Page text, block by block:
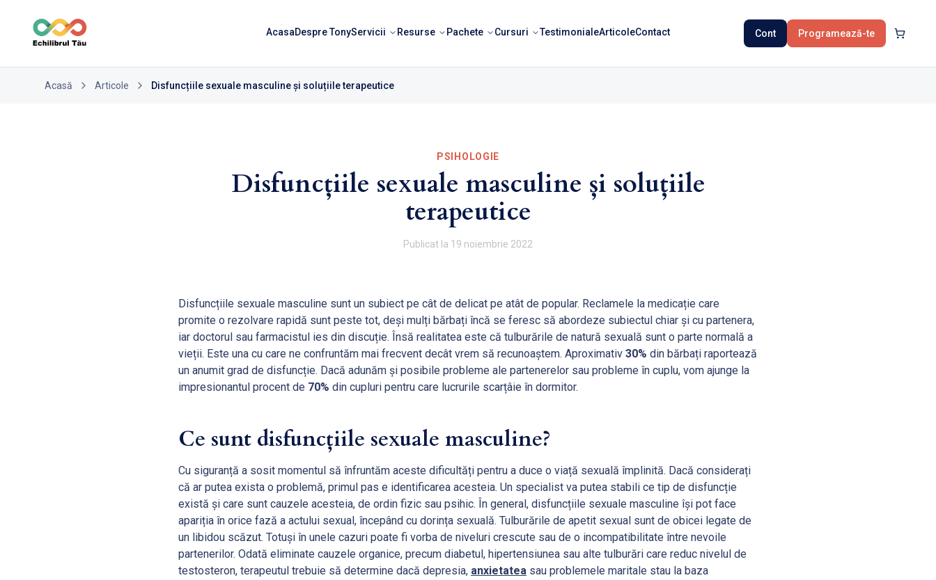
AcasaDespre TonyServicii Resurse Pachete Cursuri TestimonialeArticoleContact Cont Programează-te
Acasă Articole Disfuncțiile sexuale masculine și soluțiile terapeutice
PSIHOLOGIE
Disfuncțiile sexuale masculine și soluțiile
terapeutice
Publicat la 19 noiembrie 2022
Disfuncțiile sexuale masculine sunt un subiect pe cât de delicat pe atât de popular. Reclamele la medicație care
promite o rezolvare rapidă sunt peste tot, deși mulți bărbați încă se feresc să abordeze subiectul chiar și cu partenera,
iar doctorul sau farmacistul ies din discuție. Însă realitatea este că tulburările de natură sexuală sunt o parte normală a
vieții. Este una cu care ne confruntăm mai frecvent decât vrem să recunoaștem. Aproximativ 30% din bărbați raportează
un anumit grad de disfuncție. Dacă adunăm și posibile probleme ale partenerelor sau probleme în cuplu, vom ajunge la
impresionantul procent de 70% din cupluri pentru care lucrurile scarțâie în dormitor.
Ce sunt disfuncțiile sexuale masculine?
Cu siguranță a sosit momentul să înfruntăm aceste dificultăți pentru a duce o viață sexuală împlinită. Dacă considerați
că ar putea exista o problemă, primul pas e identificarea acesteia. Un specialist va putea stabili ce tip de disfuncție
există și care sunt cauzele acesteia, de ordin fizic sau psihic. În general, disfuncțiile sexuale masculine își pot face
apariția în orice fază a actului sexual, începând cu dorința sexuală. Tulburările de apetit sexual sunt de obicei legate de
un libidou scăzut. Totuși în unele cazuri poate fi vorba de niveluri crescute sau de o incompatibilitate între nevoile
partenerilor. Odată eliminate cauzele organice, precum diabetul, hipertensiunea sau alte tulburări care reduc nivelul de
testosteron, terapeutul trebuie să determine dacă depresia, anxietatea sau problemele maritale stau la baza